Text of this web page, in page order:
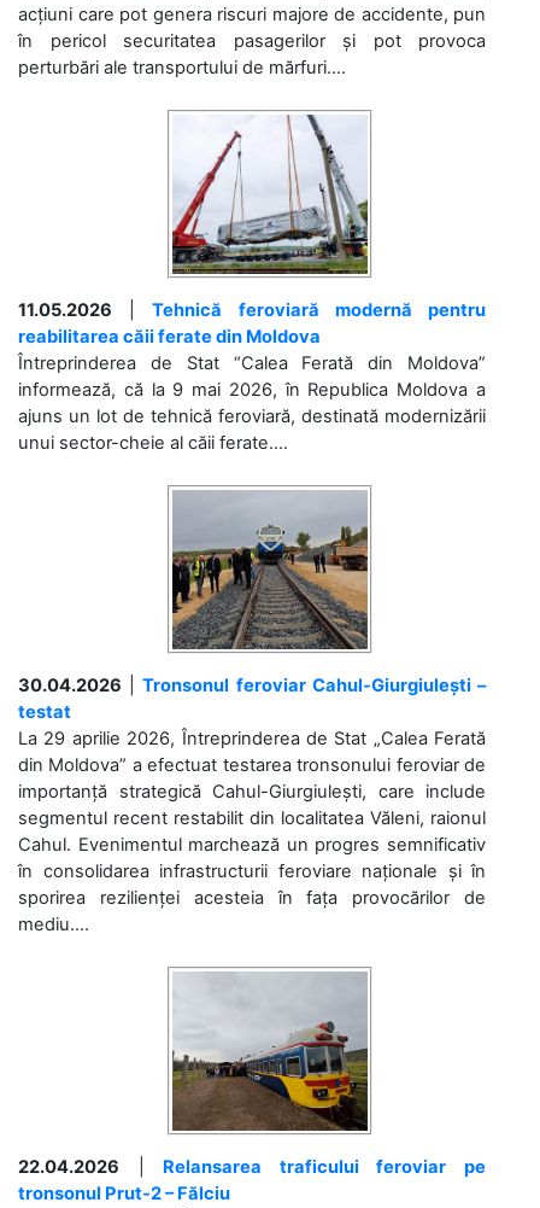
acțiuni care pot genera riscuri majore de accidente, pun
în pericol securitatea pasagerilor și pot provoca
perturbări ale transportului de mărfuri....
11.05.2026 |Tehnică feroviară modernă pentru
reabilitarea căii ferate din Moldova
Întreprinderea de Stat “Calea Ferată din Moldova”
informează, că la 9 mai 2026, în Republica Moldova a
ajuns un lot de tehnică feroviară, destinată modernizării
unui sector-cheie al căii ferate....
30.04.2026 |Tronsonul feroviar Cahul-Giurgiulești –
testat
La 29 aprilie 2026, Întreprinderea de Stat „Calea Ferată
din Moldova” a efectuat testarea tronsonului feroviar de
importanță strategică Cahul-Giurgiulești, care include
segmentul recent restabilit din localitatea Văleni, raionul
Cahul. Evenimentul marchează un progres semnificativ
în consolidarea infrastructurii feroviare naționale și în
sporirea rezilienței acesteia în fața provocărilor de
mediu....
22.04.2026
Relansarea traficului feroviar pe
tronsonul Prut-2 – Fălciu